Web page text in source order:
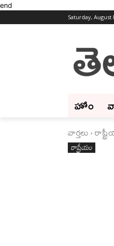
end
Saturday, August
హోం
వార్తలు
రాష్ట్రీయం